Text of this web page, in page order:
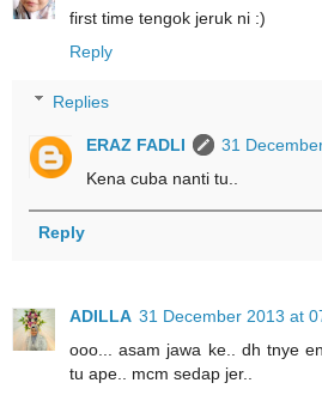
first time tengok jeruk ni :)
Reply
Replies
ERAZ FADLI
31
Kena cuba nanti tu..
Reply
ADILLA 31 December 2013 at
ooo... asam jawa ke.. dh tnye
tu ape.. mcm sedap jer..